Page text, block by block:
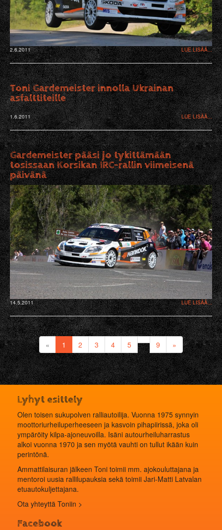
2.6.2011 LUE LISÄÄ...
Toni Gardemeister innolla Ukrainan
asfalttiteille
1.6.2011 LUE LISÄÄ...
Gardemeister pääsi jo tykittämään
tosissaan Korsikan IRC-rallin viimeisenä
päivänä
14.5.2011 LUE LISÄÄ...
« 1 2 3 4 5 9 »
Lyhyt esittely
Olen toisen sukupolven ralliautoilija. Vuonna 1975 synnyin
moottoriurheiluperheeseen ja kasvoin pihapiirissä, joka oli
ympäröity kilpa-ajoneuvoilla. Isäni autourheiluharrastus
alkoi vuonna 1970 ja sen myötä vauhti on tullut ikään kuin
perintönä.
Ammattilaisuran jälkeen Toni toimii mm. ajokouluttajana ja
mentoroi uusia rallilupauksia sekä toimii Jari-Matti Latvalan
etuautokuljettajana.
Ota yhteyttä Toniin >
Facebook